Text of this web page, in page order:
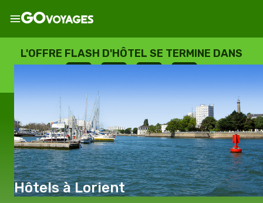
L'OFFRE FLASH D'HÔTEL SE TERMINE DANS
Hôtels à Lorient